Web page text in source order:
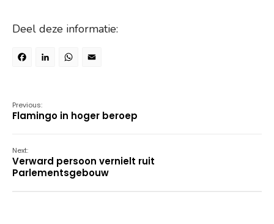
Deel deze informatie:
Facebook
LinkedIn
WhatsApp
Previous:
Flamingo in hoger beroep
Next:
Verward persoon vernielt ruit
Parlementsgebouw